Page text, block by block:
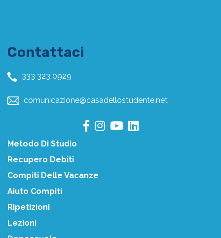
Contattaci
333 323 0929
comunicazione@casadellostudente.net
Metodo Di Studio
Recupero Debiti
Compiti Delle Vacanze
Aiuto Compiti
Ripetizioni
Lezioni